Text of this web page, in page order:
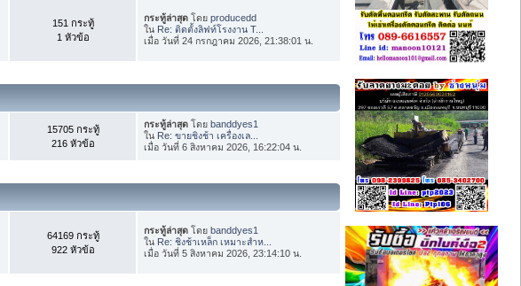
151 กระทู้
1 หัวข้อ
กระทู้ล่าสุด โดยproducedd
ใน Re: ติดตั้งลิฟท์โรงงาน T...
เมื่อ วันที่ 24 กรกฎาคม 2026, 21:38:01 น.
15705 กระทู้
216 หัวข้อ
กระทู้ล่าสุด โดยbanddyes1
ใน Re: ขายชิงช้า เครื่องเล...
เมื่อ วันที่ 6 สิงหาคม 2026, 16:22:04 น.
64169 กระทู้
922 หัวข้อ
กระทู้ล่าสุด โดยbanddyes1
ใน Re: ชิงช้าเหล็ก เหมาะสำห...
เมื่อ วันที่ 5 สิงหาคม 2026, 23:14:10 น.